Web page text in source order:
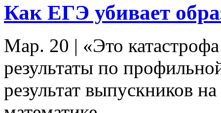
Как ЕГЭ убивает
Мар. 20 | «Это
результаты по
результат выпускников